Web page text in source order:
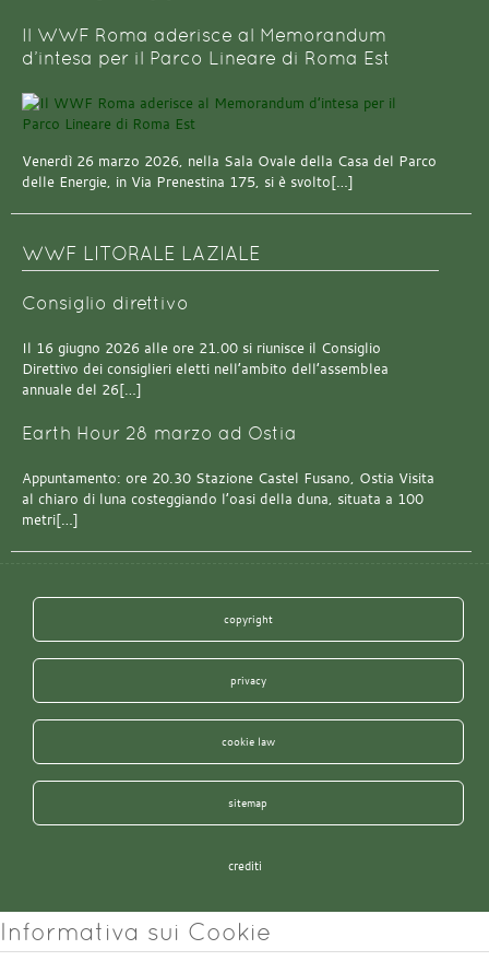
Il WWF Roma aderisce al Memorandum
d’intesa per il Parco Lineare di Roma Est
Venerdì 26 marzo 2026, nella Sala Ovale della Casa del Parco
delle Energie, in Via Prenestina 175, si è svolto[…]
WWF LITORALE LAZIALE
Consiglio direttivo
Il 16 giugno 2026 alle ore 21.00 si riunisce il Consiglio
Direttivo dei consiglieri eletti nell’ambito dell’assemblea
annuale del 26[…]
Earth Hour 28 marzo ad Ostia
Appuntamento: ore 20.30 Stazione Castel Fusano, Ostia Visita
al chiaro di luna costeggiando l’oasi della duna, situata a 100
metri[…]
copyright
privacy
cookie law
sitemap
crediti
Informativa sui Cookie